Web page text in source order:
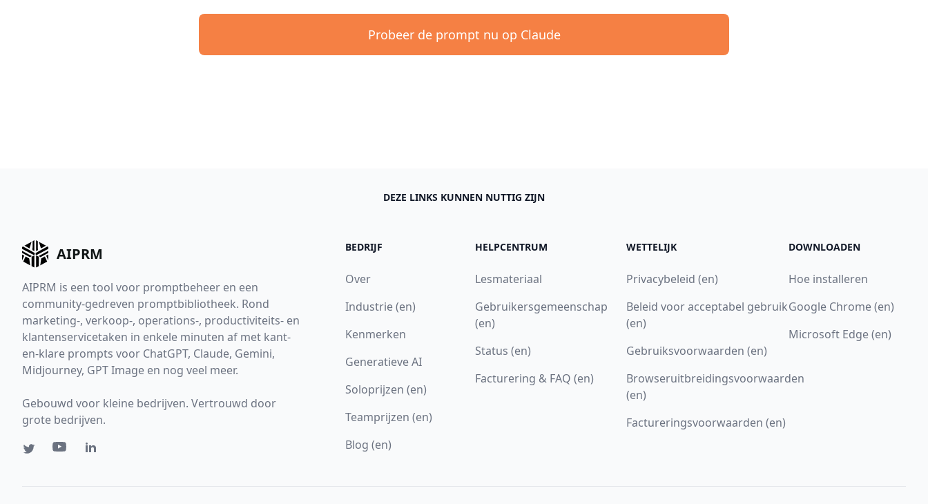
Probeer de prompt nu op Claude
DEZE LINKS KUNNEN NUTTIG ZIJN
AIPRM
AIPRM is een tool voor promptbeheer en een
community-gedreven promptbibliotheek. Rond
marketing-, verkoop-, operations-, productiviteits- en
klantenservicetaken in enkele minuten af met kant-
en-klare prompts voor ChatGPT, Claude, Gemini,
Midjourney, GPT Image en nog veel meer.
Gebouwd voor kleine bedrijven. Vertrouwd door
grote bedrijven.
BEDRIJF
Over
Industrie (en)
Kenmerken
Generatieve AI
Soloprijzen (en)
Teamprijzen (en)
Blog (en)
HELPCENTRUM
Lesmateriaal
Gebruikersgemeenschap
(en)
Status (en)
Facturering & FAQ (en)
WETTELIJK
Privacybeleid (en)
Beleid voor acceptabel gebruik
(en)
Gebruiksvoorwaarden (en)
Browseruitbreidingsvoorwaarden
(en)
Factureringsvoorwaarden (en)
DOWNLOADEN
Hoe installeren
Google Chrome (en)
Microsoft Edge (en)